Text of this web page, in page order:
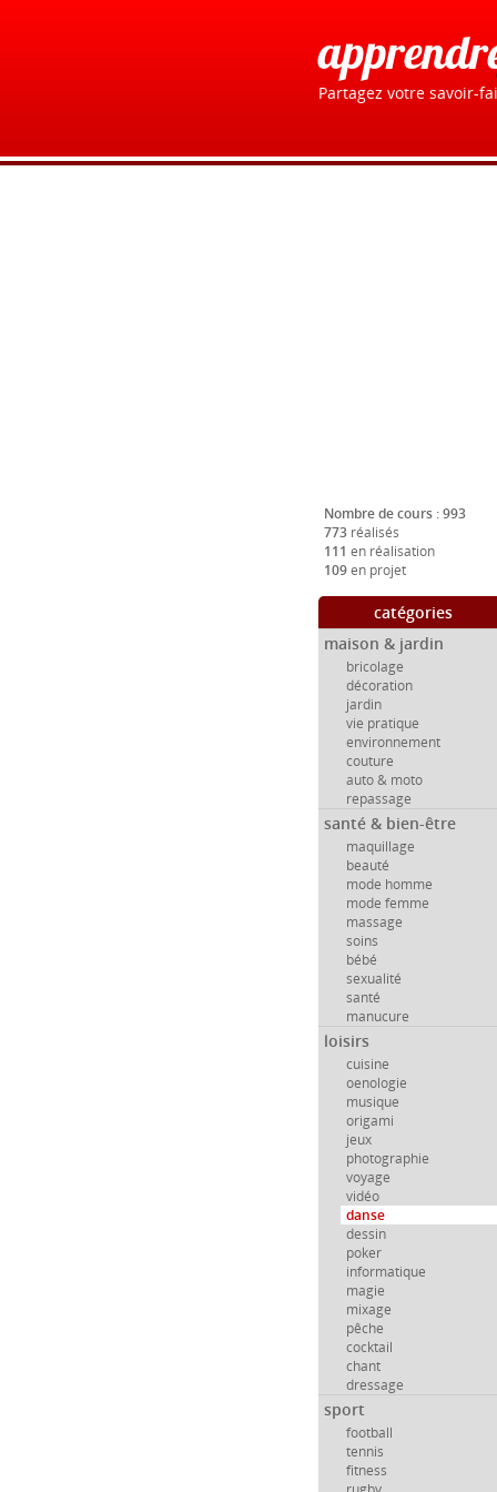
Partagez votre savoir-
Nombre de cours : 993
773 réalisés
111 en réalisation
109en projet
catégories
maison & jardin
bricolage
décoration
jardin
vie pratique
environnement
couture
auto & moto
repassage
santé & bien-être
maquillage
beauté
mode homme
mode femme
massage
soins
bébé
sexualité
santé
manucure
loisirs
cuisine
oenologie
musique
origami
jeux
photographie
voyage
vidéo
danse
dessin
poker
informatique
magie
mixage
pêche
cocktail
chant
dressage
sport
football
tennis
fitness